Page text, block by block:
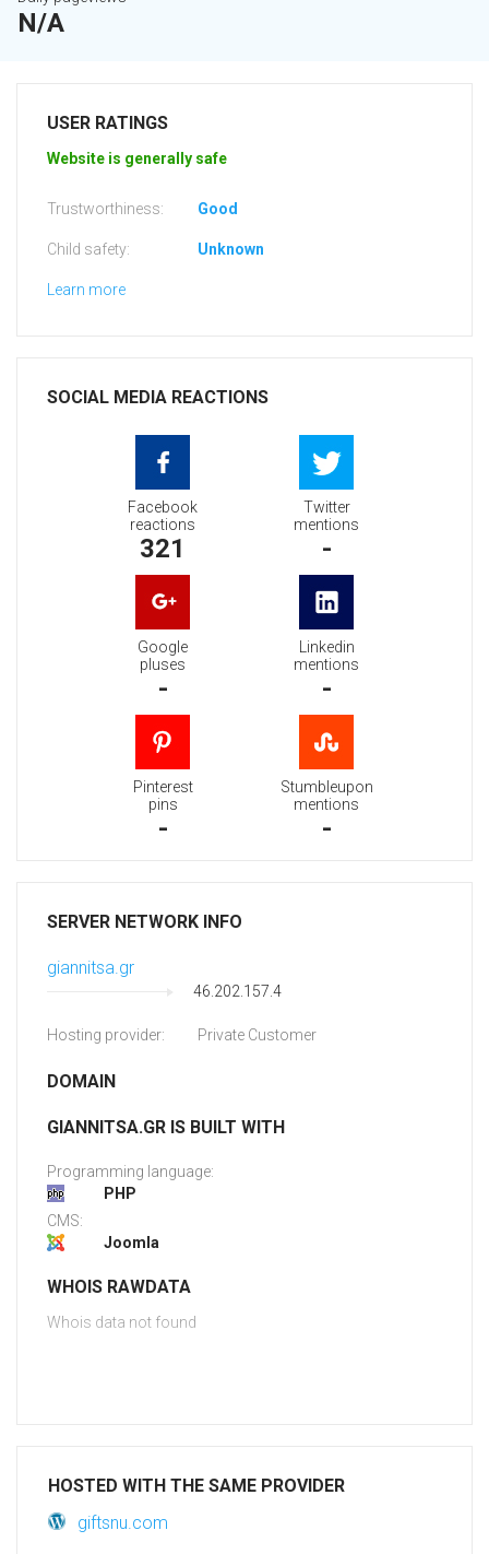
N/A
USER RATINGS
Website is generally safe
Trustworthiness: Good
Child safety: Unknown
Learn more
SOCIAL MEDIA REACTIONS
Facebook
reactions
321
Twitter
mentions
-
Google
pluses
-
Linkedin
mentions
-
Pinterest
pins
-
Stumbleupon
mentions
-
SERVER NETWORK INFO
giannitsa.gr
46.202.157.4
Hosting provider: Private Customer
DOMAIN
GIANNITSA.GR IS BUILT WITH
Programming language:
PHP
CMS:
Joomla
WHOIS RAWDATA
Whois data not found
HOSTED WITH THE SAME PROVIDER
giftsnu.com